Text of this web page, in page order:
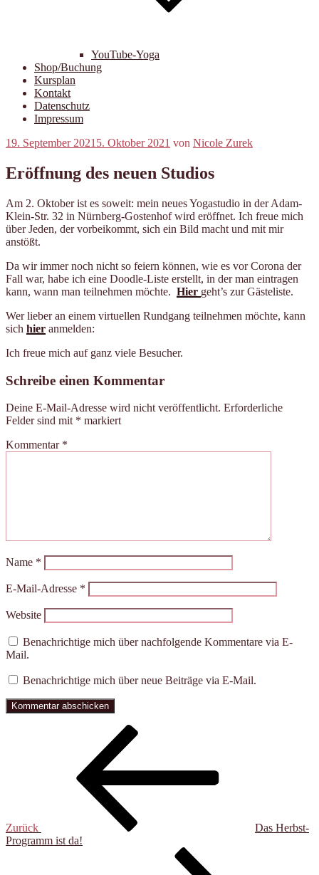
YouTube-Yoga
Shop/Buchung
Kursplan
Kontakt
Datenschutz
Impressum
Veröffentlicht
19. September 2021 5. Oktober 2021 von Nicole Zurek
Eröffnung des neuen Studios
Am 2. Oktober ist es soweit: mein neues Yogastudio in der Adam-
Klein-Str. 32 in Nürnberg-Gostenhof wird eröffnet. Ich freue mich
über Jeden, der vorbeikommt, sich ein Bild macht und mit mir
anstößt.
Da wir immer noch nicht so feiern können, wie es vor Corona der
Fall war, habe ich eine Doodle-Liste erstellt, in der man eintragen
kann, wann man teilnehmen möchte. Hier geht’s zur Gästeliste.
Wer lieber an einem virtuellen Rundgang teilnehmen möchte, kann
sich hier anmelden:
Ich freue mich auf ganz viele Besucher.
Schreibe einen Kommentar
Deine E-Mail-Adresse wird nicht veröffentlicht. Erforderliche
Felder sind mit * markiert
Kommentar *
Name *
E-Mail-Adresse *
Website
Benachrichtige mich über nachfolgende Kommentare via E-
Mail.
Benachrichtige mich über neue Beiträge via E-Mail.
Beitragsnavigation
Zurück
Das Herbst-
Programm ist da!